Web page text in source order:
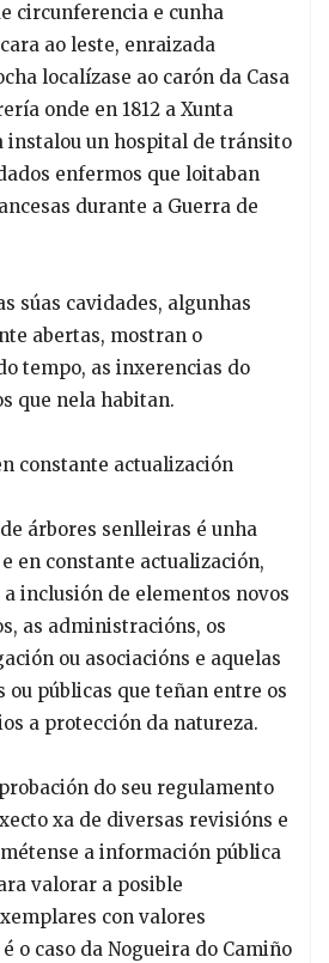
circunferencia e cunha
ao leste, enraizada
localízase ao carón da Casa
onde en 1812 a Xunta
instalou un hospital de tránsito
enfermos que loitaban
durante a Guerra de
súas cavidades, algunhas
abertas, mostran o
tempo, as inxerencias do
que nela habitan.
constante actualización
árbores senlleiras é unha
en constante actualización,
inclusión de elementos novos
as administracións, os
ou asociacións e aquelas
públicas que teñan entre os
a protección da natureza.
do seu regulamento
xa de diversas revisións e
a información pública
valorar a posible
con valores
o caso da Nogueira do Camiño